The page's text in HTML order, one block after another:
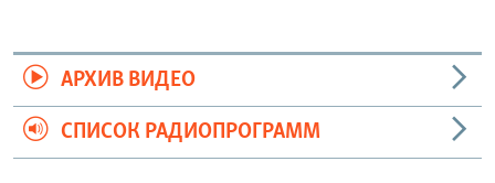
АРХИВ ВИДЕО
СПИСОК РАДИОПРОГРАММ